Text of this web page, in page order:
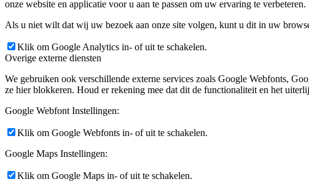
onze website en applicatie voor u aan te passen om uw ervaring te verbeteren.
Als u niet wilt dat wij uw bezoek aan onze site volgen, kunt u dit in uw
Klik om Google Analytics in- of uit te schakelen.
Overige externe diensten
We gebruiken ook verschillende externe services zoals Google Webfonts,
ze hier blokkeren. Houd er rekening mee dat dit de functionaliteit en het
Google Webfont Instellingen:
Klik om Google Webfonts in- of uit te schakelen.
Google Maps Instellingen:
Klik om Google Maps in- of uit te schakelen.